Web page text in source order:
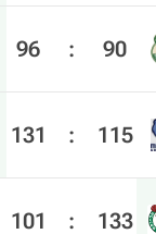
96 : 90
131 : 115
101 : 133